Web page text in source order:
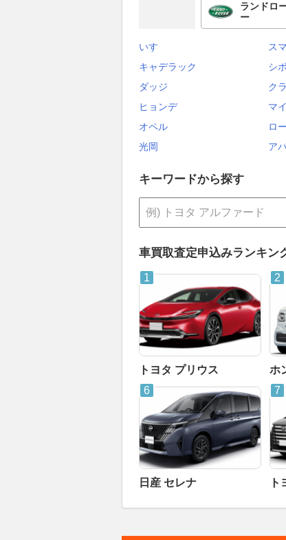
ランドロ
ー
いすゞ ス
キャデラック
シ
ダッジ
ク
ヒョンデ
マ
オペル
ロ
光岡
ア
キーワードから探す
車買取査定申込みランキン
トヨタ プリウス ホ
日産 セレナ